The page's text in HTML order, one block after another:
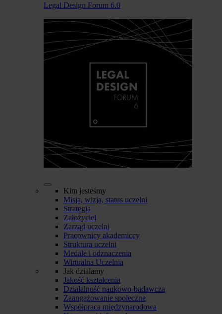
Legal Design Forum 6.0
Kim jesteśmy
Misja, wizja, status uczelni
Strategia
Założyciel
Zarząd uczelni
Pracownicy akademiccy
Struktura uczelni
Medale i odznaczenia
Wirtualna Uczelnia
Jak działamy
Jakość kształcenia
Działalność naukowo-badawcza
Zaangażowanie społeczne
Współpraca międzynarodowa